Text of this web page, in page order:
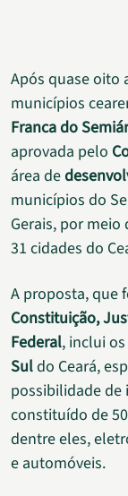
Após quase oito
municípios
Franca do
aprovada pelo
área de
municípios do
Gerais, por
31 cidades do
A proposta, que
Constituição,
Federal, inclui
Suldo Ceará,
possibilidade
constituído de
dentre eles,
e automóveis.